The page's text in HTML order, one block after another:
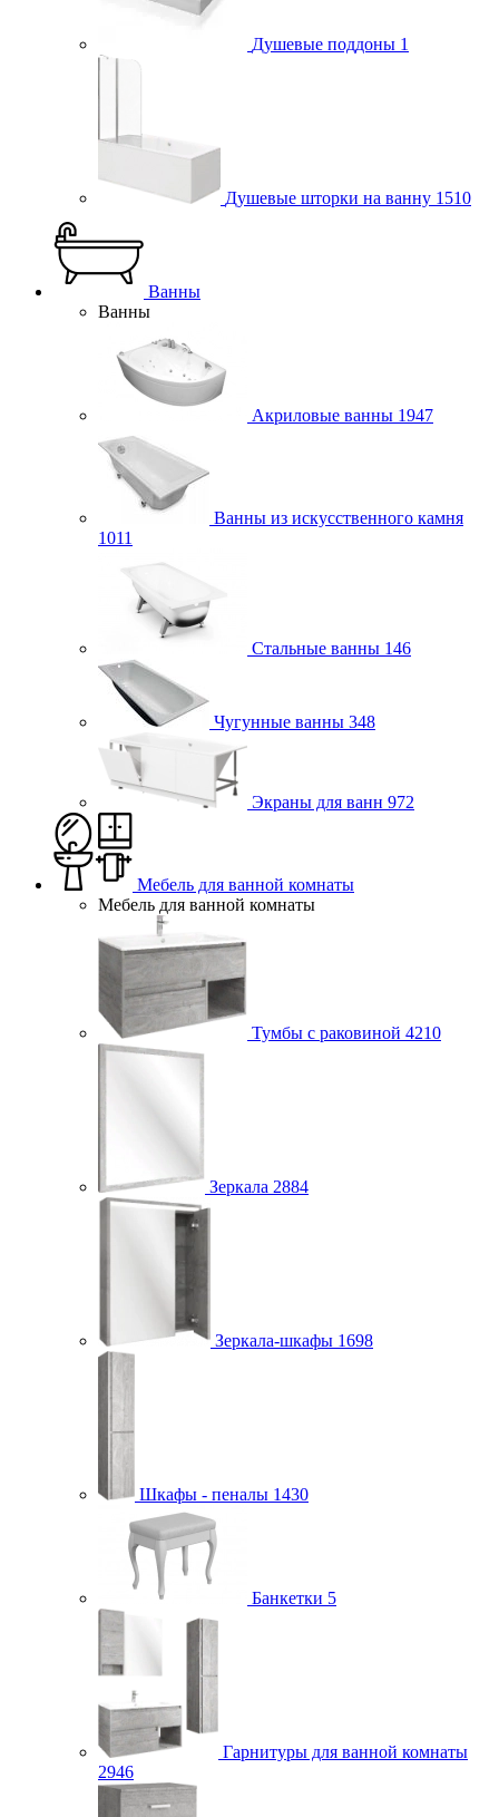
Душевые поддоны 1
Душевые шторки на ванну 1510
Ванны
Ванны
Акриловые ванны 1947
Ванны из искусственного камня
1011
Стальные ванны 146
Чугунные ванны 348
Экраны для ванн 972
Мебель для ванной комнаты
Мебель для ванной комнаты
Тумбы с раковиной 4210
Зеркала 2884
Зеркала-шкафы 1698
Шкафы - пеналы 1430
Банкетки 5
Гарнитуры для ванной комнаты
2946